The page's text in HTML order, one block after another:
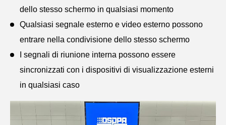
dello stesso schermo in qualsiasi momento
Qualsiasi segnale esterno e video esterno possono
entrare nella condivisione dello stesso schermo
I segnali di riunione interna possono essere
sincronizzati con i dispositivi di visualizzazione esterni
in qualsiasi caso